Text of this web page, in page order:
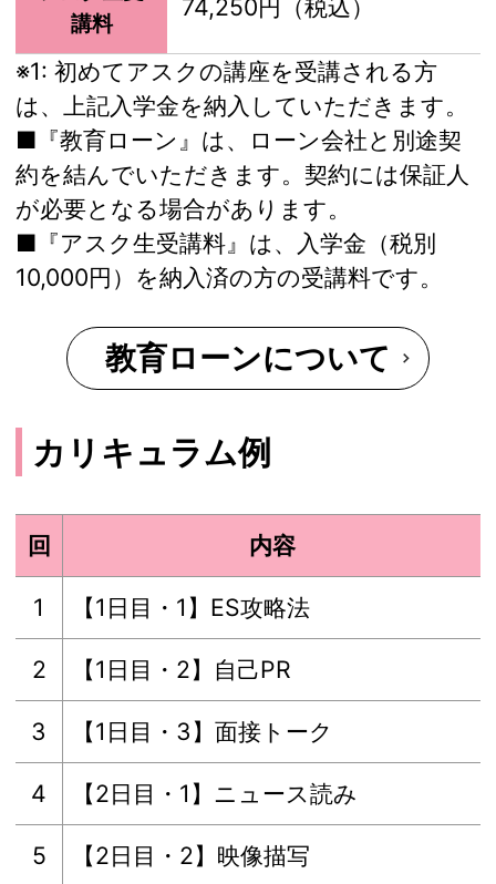
講料
74,250円（税込）
※1: 初めてアスクの講座を受講される方
は、上記入学金を納入していただきます。
■『教育ローン』は、ローン会社と別途契
約を結んでいただきます。契約には保証人
が必要となる場合があります。
■『アスク生受講料』は、入学金（税別
10,000円）を納入済の方の受講料です。
教育ローンについて
カリキュラム例
回 内容
1 【1日目・1】ES攻略法
2 【1日目・2】自己PR
3 【1日目・3】面接トーク
4 【2日目・1】ニュース読み
5 【2日目・2】映像描写